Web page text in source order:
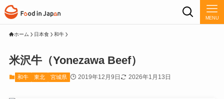
MENU
ホーム 日本食 和牛
米沢牛（Yonezawa Beef）
和牛 東北 宮城県 2019年12月9日 2026年1月13日